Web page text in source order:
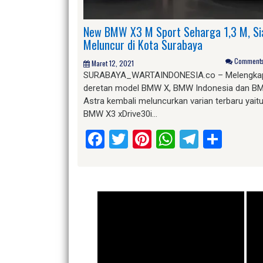
New BMW X3 M Sport Seharga 1,3 M,
Meluncur di Kota Surabaya
Maret 12, 2021
SURABAYA_WARTAINDONESIA.co –
deretan model BMW X, BMW Indonesia dan
Astra kembali meluncurkan varian terbaru yaitu
BMW X3 xDrive30i…
Facebook
Twitter
Pinterest
WhatsApp
Telegram